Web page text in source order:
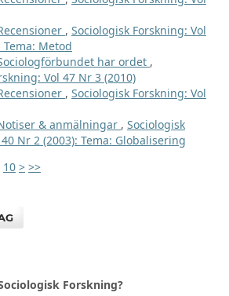
, Sociologisk Forskning: Vol
Tema: Metod
har ordet ,
Vol 47 Nr 3 (2010)
, Sociologisk Forskning: Vol
& anmälningar , Sociologisk
Nr 2 (2003): Tema: Globalisering
10 > >>
Forskning?